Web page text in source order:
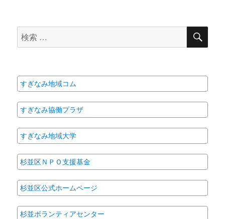
2022年5月
2022年2月
2022年1月
2021年12月
2021年10月
2021年7月
2021年6月
2021年4月
2021年3月